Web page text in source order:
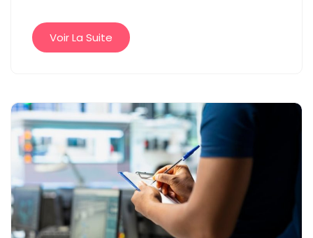
?
Voir La Suite